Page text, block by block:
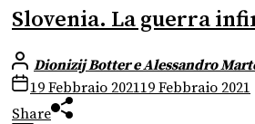
Slovenia. La guerra
Dionizij Botter e Alessandro
19 Febbraio 202119 Febbraio 2021
Share